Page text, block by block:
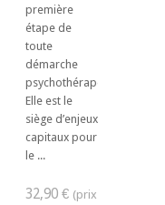
première
étape de
toute
démarche
psychothérapeutique.
Elle est le
siège d’enjeux
capitaux pour
le ...
32,90 €